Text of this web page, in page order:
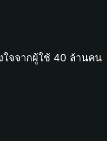
ใจจากผู้ใช้ 40 ล้านคน